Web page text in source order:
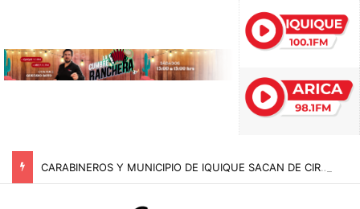
CARABINEROS Y MUNICIPIO DE IQUIQUE SACAN DE CIRCULACIÓN 10 MOTOCICLETAS Y DETIENEN A SEIS SUJETOS EN FISCALIZACIÓN NOCTURNA